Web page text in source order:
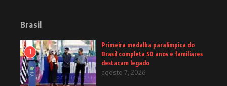
Brasil
1
Primeira medalha paralímpica do
Brasil completa 50 anos e familiares
destacam legado
agosto 7, 2026